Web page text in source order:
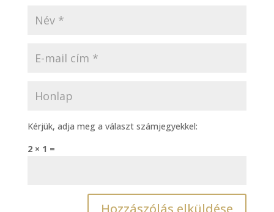
Kérjük, adja meg a választ számjegyekkel:
2 × 1 =